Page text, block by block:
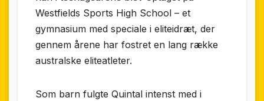
Westfields Sports High School – et
gymnasium med speciale i eliteidræt, der
gennem årene har fostret en lang række
australske eliteatleter.
Som barn fulgte Quintal intenst med i